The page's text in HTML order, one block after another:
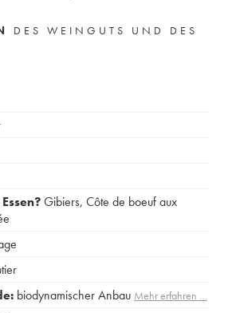
DES WEINGUTS UND DES
Gibiers, Côte de boeuf aux
biodynamischer Anbau Mehr erfahren …